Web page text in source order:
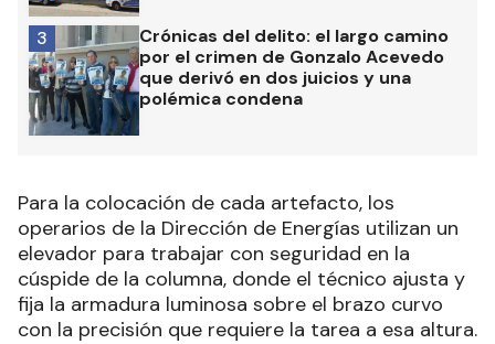
Crónicas del delito: el largo camino
por el crimen de Gonzalo Acevedo
que derivó en dos juicios y una
polémica condena
3
Para la colocación de cada artefacto, los
operarios de la Dirección de Energías utilizan un
elevador para trabajar con seguridad en la
cúspide de la columna, donde el técnico ajusta y
fija la armadura luminosa sobre el brazo curvo
con la precisión que requiere la tarea a esa altura.